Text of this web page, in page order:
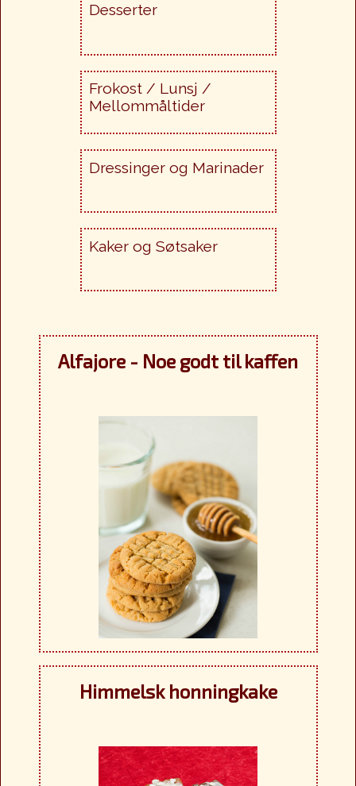
Desserter
Frokost / Lunsj /
Mellommåltider
Dressinger og Marinader
Kaker og Søtsaker
Alfajore - Noe godt til kaffen
Himmelsk honningkake